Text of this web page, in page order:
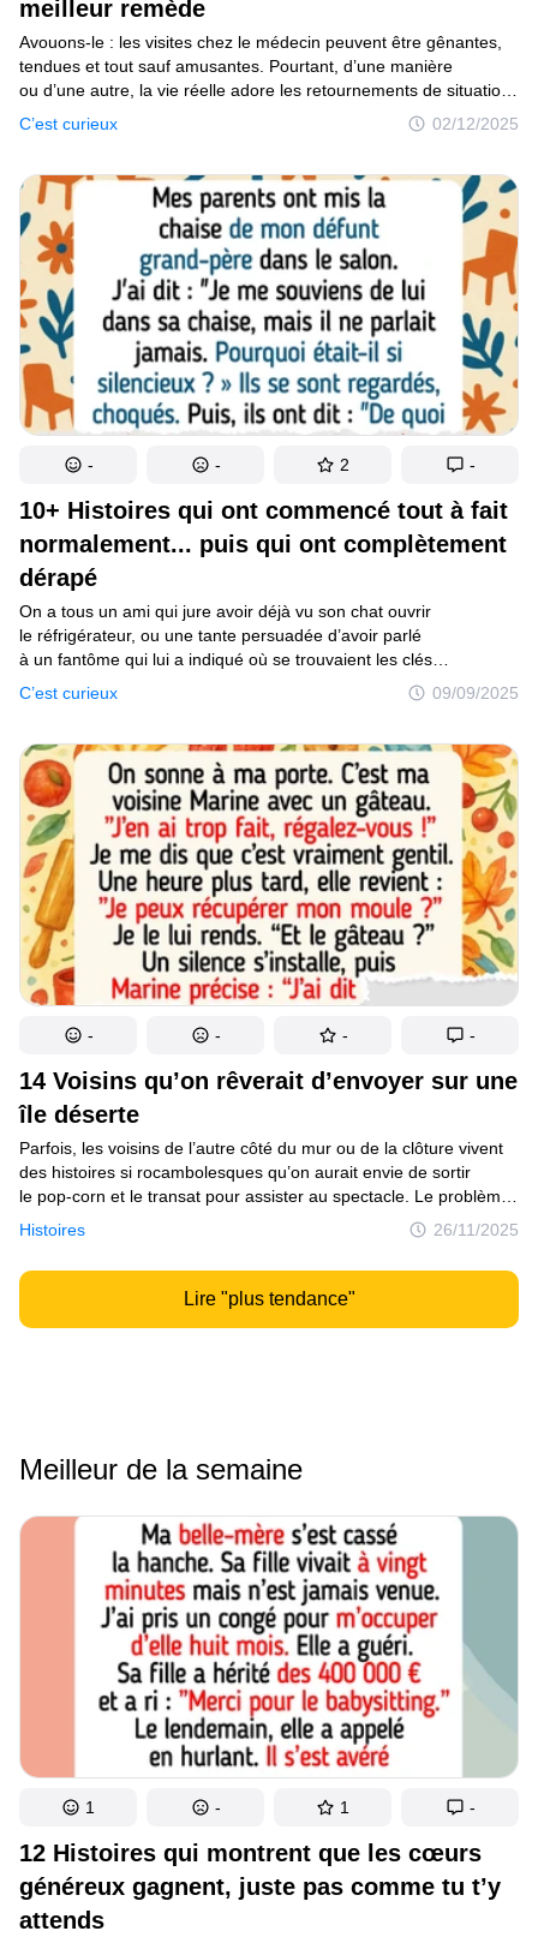
meilleur remède
C’est curieux 02/12/2025
Avouons-le : les visites chez le médecin peuvent être gênantes,
tendues et tout sauf amusantes. Pourtant, d’une manière
ou d’une autre, la vie réelle adore les retournements de situation.
Des patients qui disent les choses les plus inattendues aux
médecins qui font des blagues malgré eux, ces moments
10+ Histoires qui ont commencé tout à fait
normalement... puis qui ont complètement
dérapé
C’est curieux 09/09/2025
On a tous un ami qui jure avoir déjà vu son chat ouvrir
le réfrigérateur, ou une tante persuadée d’avoir parlé
à un fantôme qui lui a indiqué où se trouvaient les clés
de la voiture. Et si tu n’as pas cet ami... eh bien, c’est
probablement toi. Qu’il s’agisse d’une promenade tranquille,
sieste, cette collection d’anecdotes partagées par des internautes
prend un tournant si inattendu que tu te surprendras à regarder
par-dessus ton épaule en lisant.
- - 2 -
14 Voisins qu’on rêverait d’envoyer sur une
île déserte
Histoires 26/11/2025
Parfois, les voisins de l’autre côté du mur ou de la clôture vivent
des histoires si rocambolesques qu’on aurait envie de sortir
le pop-corn et le transat pour assister au spectacle. Le problème,
c’est qu’il arrive souvent qu’on se retrouve soi-même à jouer
- - - -
Lire "plus tendance"
Meilleur de la semaine
12 Histoires qui montrent que les cœurs
généreux gagnent, juste pas comme tu t’y
attends
1 - 1 -